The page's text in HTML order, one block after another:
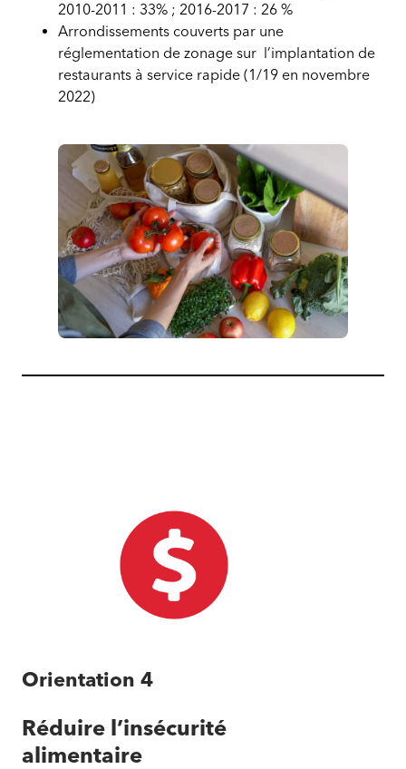
2010-2011 : 33% ; 2016-2017 : 26 %
Arrondissements couverts par une
réglementation de zonage sur l’implantation de
restaurants à service rapide (1/19 en novembre
2022)
d’action
Orientation 4
Réduire l’insécurité
alimentaire